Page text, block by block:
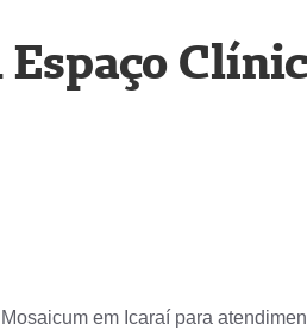
em Icaraí para